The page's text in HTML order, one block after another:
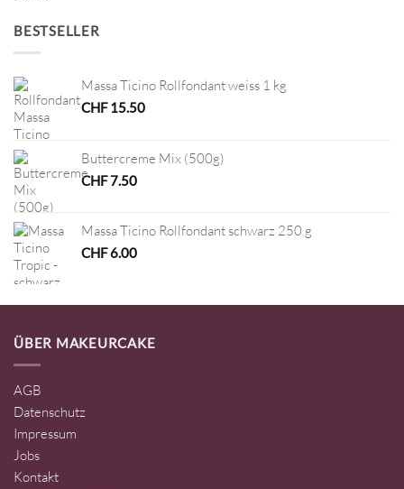
BESTSELLER
Massa Ticino Rollfondant weiss 1 kg
CHF15.50
Buttercreme Mix (500g)
CHF7.50
Massa Ticino Rollfondant schwarz 250 g
CHF6.00
ÜBER MAKEURCAKE
AGB
Datenschutz
Impressum
Jobs
Kontakt